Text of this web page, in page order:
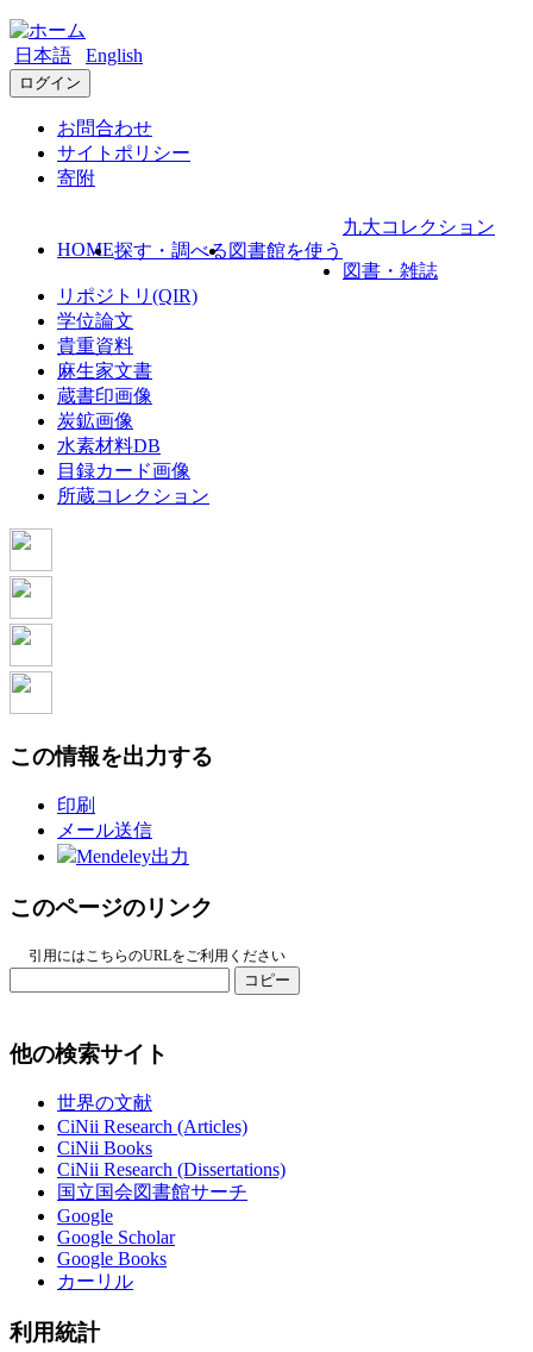
日本語 English
ログイン
お問合わせ
サイトポリシー
寄附
HOME探す・調べる 図書館を使う
九大コレクション
図書・雑誌
リポジトリ(QIR)
学位論文
貴重資料
麻生家文書
蔵書印画像
炭鉱画像
水素材料DB
目録カード画像
所蔵コレクション
この情報を出力する
印刷
メール送信
Mendeley出力
このページのリンク
引用にはこちらのURLをご利用ください
コピー
他の検索サイト
世界の文献
CiNii Research (Articles)
CiNii Books
CiNii Research (Dissertations)
国立国会図書館サーチ
Google
Google Scholar
Google Books
カーリル
利用統計